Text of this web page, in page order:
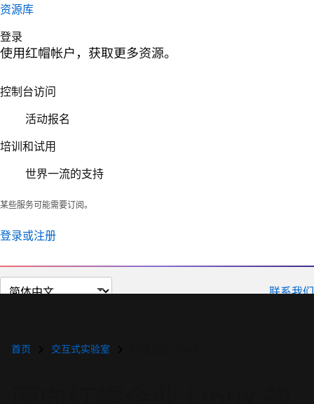
资源库
登录
使用红帽帐户，获取更多资源。
控制台访问
活动报名
培训和试用
世界一流的支持
某些服务可能需要订阅。
登录或注册
切
联系我们
首页 交互式实验室